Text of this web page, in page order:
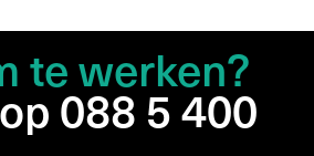
te werken?
088 5 400